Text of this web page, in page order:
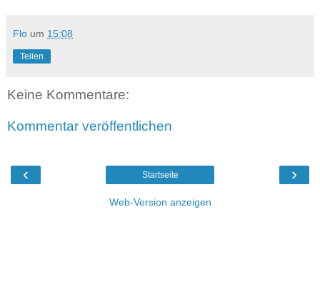
Flo um 15:08
Teilen
Keine Kommentare:
Kommentar veröffentlichen
‹ ›
Startseite
Web-Version anzeigen